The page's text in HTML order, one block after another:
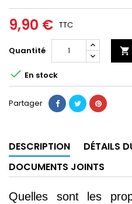
9,90 € TTC
Quantité 
 En stock
Partager
DESCRIPTION
DÉTAILS
DOCUMENTS JOINTS
Quelles sont les